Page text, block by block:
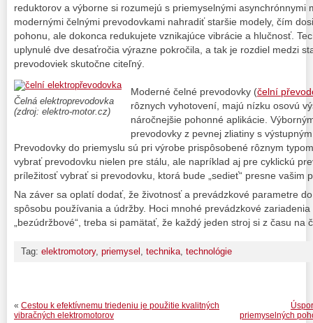
reduktorov a výborne si rozumejú s priemyselnými asynchrónnymi
modernými čelnými prevodovkami nahradiť staršie modely, čím
pohonu, ale dokonca redukujete vznikajúce vibrácie a hlučnosť.
uplynulé dve desaťročia výrazne pokročila, a tak je rozdiel medzi
prevodoviek skutočne citeľný.
Čelná elektroprevodovka
(zdroj: elektro-motor.cz)
Moderné čelné prevodovky (čelní
rôznych vyhotovení, majú nízku osovú
náročnejšie pohonné aplikácie.
prevodovky z pevnej zliatiny s
Prevodovky do priemyslu sú pri výrobe prispôsobené rôznym
vybrať prevodovku nielen pre stálu, ale napríklad aj pre cyklickú
príležitosť vybrať si prevodovku, ktorá bude „sedieť“ presne vašim
Na záver sa oplatí dodať, že životnosť a prevádzkové parametre
spôsobu používania a údržby. Hoci mnohé prevádzkové
„bezúdržbové“, treba si pamätať, že každý jeden stroj si z času
Tag: elektromotory, priemysel , technika, technológie
priemyselných
« Cestou k efektívnemu triedeniu je použitie kvalitných
vibračných elektromotorov